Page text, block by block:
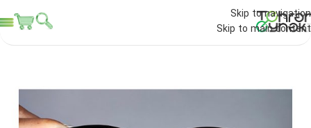
Skip to navigation
Skip to main content